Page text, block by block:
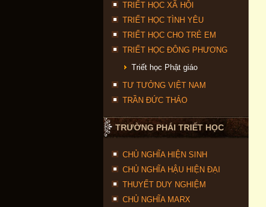
TRIẾT HỌC XÃ HỘI
TRIẾT HỌC TÌNH YÊU
TRIẾT HỌC CHO TRẺ EM
TRIẾT HỌC ĐÔNG PHƯƠNG
Triết học Phật giáo
TƯ TƯỞNG VIỆT NAM
TRẦN ĐỨC THẢO
TRƯỜNG PHÁI TRIẾT HỌC
CHỦ NGHĨA HIỆN SINH
CHỦ NGHĨA HẬU HIỆN ĐẠI
THUYẾT DUY NGHIỆM
CHỦ NGHĨA MARX